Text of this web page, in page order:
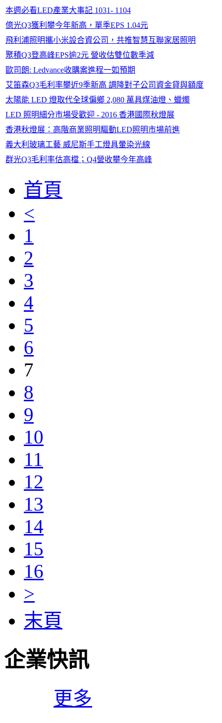
本週必看LED產業大事記 1031- 1104
億光Q3獲利攀今年新高，單季EPS 1.04元
飛利浦照明攜小米設合資公司，共推智慧互聯家居照明
聚積Q3登高峰EPS逾2元 營收估雙位數季減
歐司朗: Ledvance收購案進程一如預期
艾笛森Q3毛利率攀近9季新高 調降對子公司資金貸與額度
太陽能 LED 燈取代全球偏鄉 2,080 萬具煤油燈、蠟燭
LED 照明細分市場受歡迎 - 2016 香港國際秋燈展
香港秋燈展：高階商業照明驅動LED照明市場前進
義大利玻璃工藝 威尼斯手工燈具暈染光線
群光Q3毛利率估高檔；Q4營收攀今年高峰
首頁
<
1
2
3
4
5
6
7
8
9
10
11
12
13
14
15
16
>
末頁
企業快訊
更多